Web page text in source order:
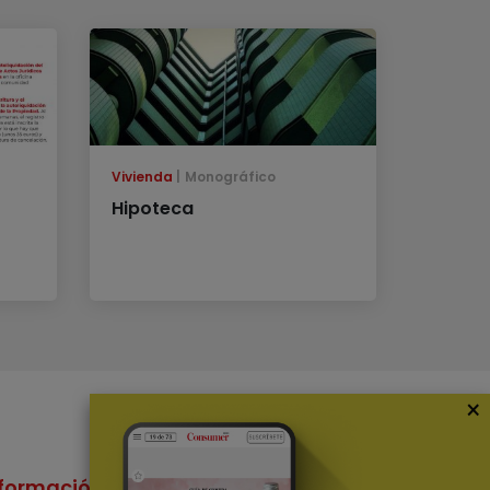
Vivienda Monográfico
Hipoteca
×